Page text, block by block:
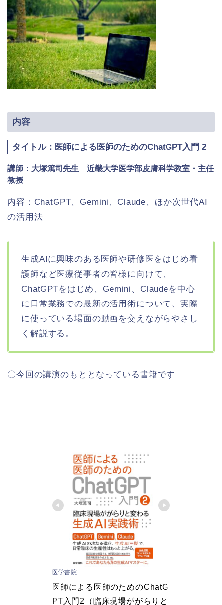
内容
タイトル： 医師による医師のためのChatGPT入門 2
講師：大塚篤司先生 近畿大学医学部皮膚科学教室・主任
教授
内容：ChatGPT、Gemini、Claude、ほか次世代AI
の活用法
生成AIに興味のある医師や研修医をはじめ看
護師など医療従事者の皆様に向けて、
ChatGPTをはじめ、Gemini、Claudeを中心
に日常業務での最新の活用術について、実際
に使っている場面の動画を交えながらやさし
く解説する。
〇今回の講演のもととなっている書籍です
医学書院
医師による医師のためのChatG
PT入門2（臨床現場ががらりと